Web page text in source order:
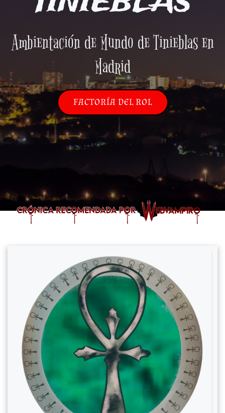
Ambientación de Mundo de Tinieblas en
Madrid
FACTORÍA DEL ROL